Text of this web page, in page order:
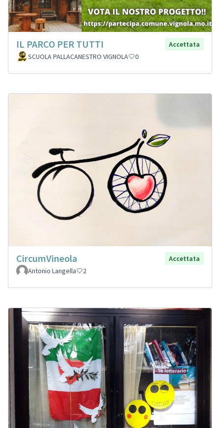
IL PARCO PER TUTTI
Accettata
SCUOLA PALLACANESTRO VIGNOLA
0
CircumVineola
Accettata
Antonio Langella
2